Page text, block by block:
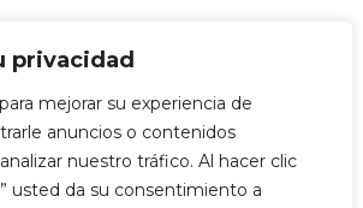
privacidad
mejorar su experiencia de
anuncios o contenidos
nuestro tráfico. Al hacer clic
usted da su consentimiento a